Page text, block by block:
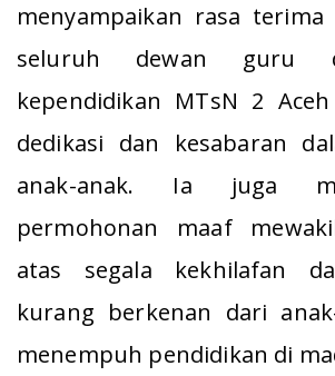
menyampaikan rasa terima
seluruh dewan guru
kependidikan MTsN 2
dedikasi dan kesabaran
anak-anak. Ia juga
permohonan maaf
atas segala kekhilafan
kurang berkenan dari
menempuh pendidikan di